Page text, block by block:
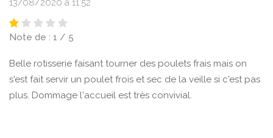
Note de : 1 / 5
Belle rotisserie faisant tourner des poulets frais mais on
s'est fait servir un poulet frois et sec de la veille si c'est pas
plus. Dommage l'accueil est très convivial.